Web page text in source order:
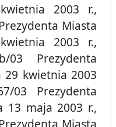
2003 r.,
Miasta
2003 r.,
03 Prezydenta
29 kwietnia 2003
03 Prezydenta
13 maja 2003 r.,